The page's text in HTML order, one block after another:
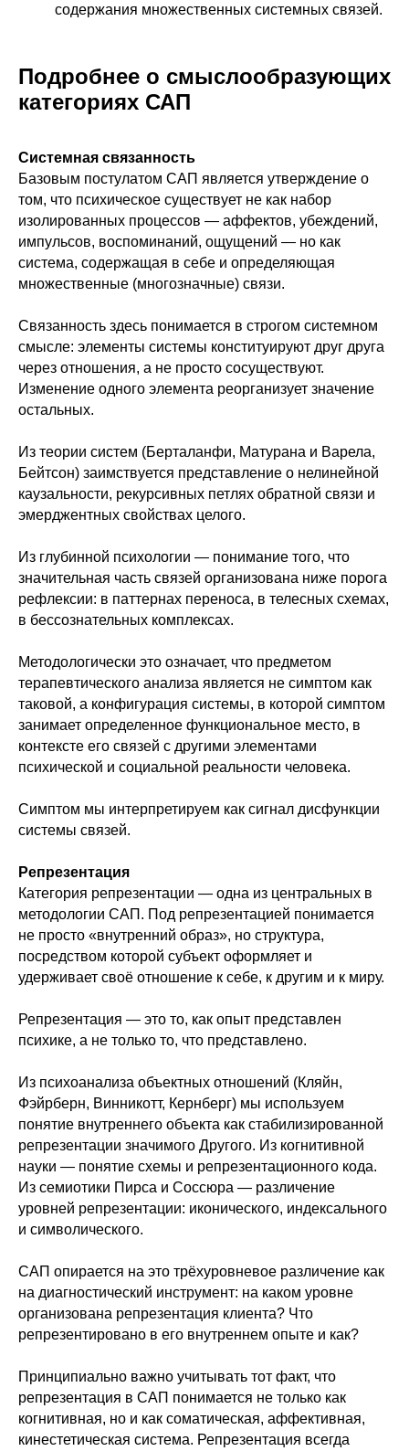
содержания множественных системных связей.
Подробнее о смыслообразующих
категориях САП
Системная связанность
Базовым постулатом САП является утверждение о
том, что психическое существует не как набор
изолированных процессов — аффектов, убеждений,
импульсов, воспоминаний, ощущений — но как
система, содержащая в себе и определяющая
множественные (многозначные) связи.
Связанность здесь понимается в строгом системном
смысле: элементы системы конституируют друг друга
через отношения, а не просто сосуществуют.
Изменение одного элемента реорганизует значение
остальных.
Из теории систем (Берталанфи, Матурана и Варела,
Бейтсон) заимствуется представление о нелинейной
каузальности, рекурсивных петлях обратной связи и
эмерджентных свойствах целого.
Из глубинной психологии — понимание того, что
значительная часть связей организована ниже порога
рефлексии: в паттернах переноса, в телесных схемах,
в бессознательных комплексах.
Методологически это означает, что предметом
терапевтического анализа является не симптом как
таковой, а конфигурация системы, в которой симптом
занимает определенное функциональное место, в
контексте его связей с другими элементами
психической и социальной реальности человека.
Симптом мы интерпретируем как сигнал дисфункции
системы связей.
Репрезентация
Категория репрезентации — одна из центральных в
методологии САП. Под репрезентацией понимается
не просто «внутренний образ», но структура,
посредством которой субъект оформляет и
удерживает своё отношение к себе, к другим и к миру.
Репрезентация — это то, как опыт представлен
психике, а не только то, что представлено.
Из психоанализа объектных отношений (Кляйн,
Фэйрберн, Винникотт, Кернберг) мы используем
понятие внутреннего объекта как стабилизированной
репрезентации значимого Другого. Из когнитивной
науки — понятие схемы и репрезентационного кода.
Из семиотики Пирса и Соссюра — различение
уровней репрезентации: иконического, индексального
и символического.
САП опирается на это трёхуровневое различение как
на диагностический инструмент: на каком уровне
организована репрезентация клиента? Что
репрезентировано в его внутреннем опыте и как?
Принципиально важно учитывать тот факт, что
репрезентация в САП понимается не только как
когнитивная, но и как соматическая, аффективная,
кинестетическая система. Репрезентация всегда